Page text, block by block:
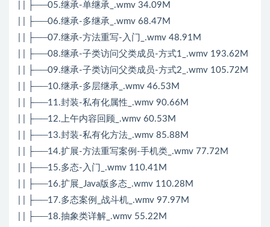
| | ├──05.继承-单继承_.wmv 34.09M
| | ├──06.继承-多继承_.wmv 68.47M
| | ├──07.继承-方法重写-入门_.wmv 48.91M
| | ├──08.继承-子类访问父类成员-方式1_.wmv 193.62M
| | ├──09.继承-子类访问父类成员-方式2_.wmv 105.72M
| | ├──10.继承-多层继承_.wmv 46.53M
| | ├──11.封装-私有化属性_.wmv 90.66M
| | ├──12.上午内容回顾_.wmv 60.53M
| | ├──13.封装-私有化方法_.wmv 85.88M
| | ├──14.扩展-方法重写案例-手机类_.wmv 77.72M
| | ├──15.多态-入门_.wmv 110.41M
| | ├──16.扩展_Java版多态_.wmv 110.28M
| | ├──17.多态案例_战斗机_.wmv 97.97M
| | ├──18.抽象类详解_.wmv 55.22M